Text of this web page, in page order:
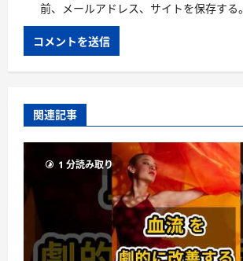
前、メールアドレス、サイトを保存する。
関連記事
1 分読み取り